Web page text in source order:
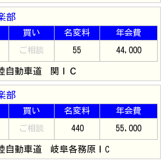
部
買い 名変料 年会費
ご相談 55 44,000
自動車道 関ＩＣ
部
買い 名変料 年会費
ご相談 440 55,000
自動車道 岐阜各務原ＩC